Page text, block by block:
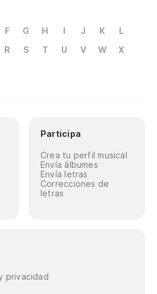
F G H I J K
L
R S T U V W
X
Participa
Crea tu perfil musical
Envía álbumes
Envía letras
Correcciones de
letras
privacidad